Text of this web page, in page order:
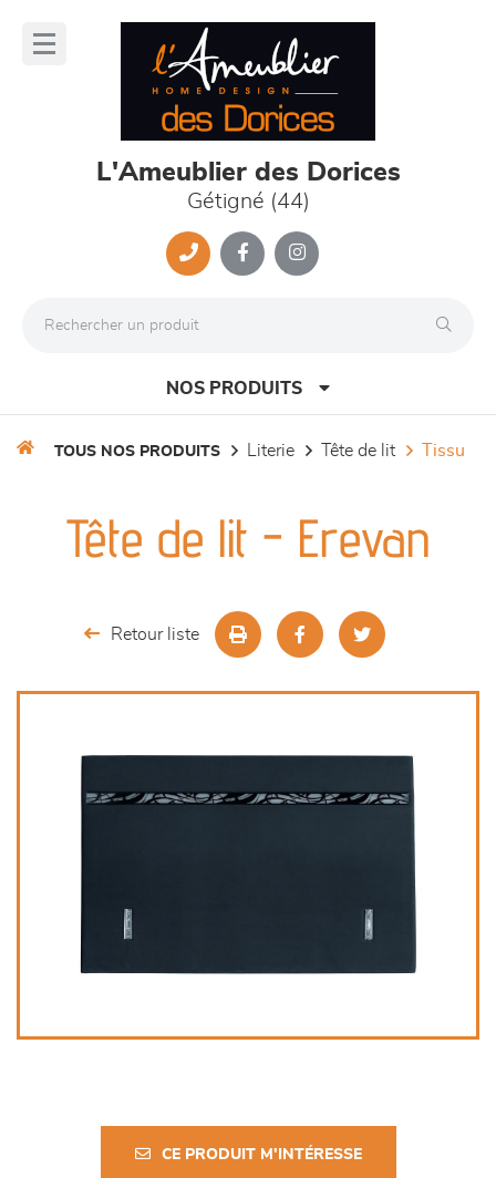
L'Ameublier des Dorices
Gétigné (44)
NOS PRODUITS
séjours
meubles de complément
outdoor
TOUS NOS PRODUITS literie tête de lit tissu
Tête de lit - Erevan
Retour liste
CE PRODUIT M'INTÉRESSE